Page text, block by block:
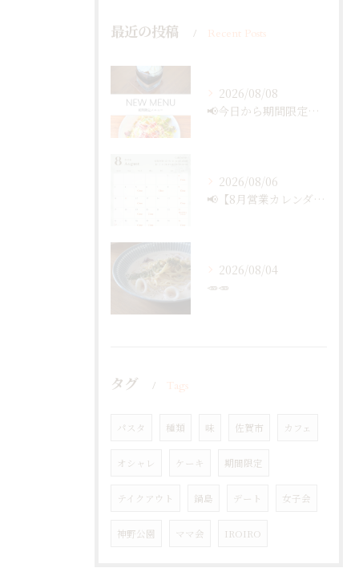
最近の投稿 Recent Posts
2026/08/08
📢今日から期間限定メニュー✨
2026/08/06
📢【8月営業カレンダー最新版のお知らせ】📅
2026/08/04
🥕🥕
タグ Tags
パスタ 種類 味 佐賀市 カフェ
オシャレ ケーキ 期間限定
テイクアウト 鍋島 デート 女子会
神野公園 ママ会 IROIRO